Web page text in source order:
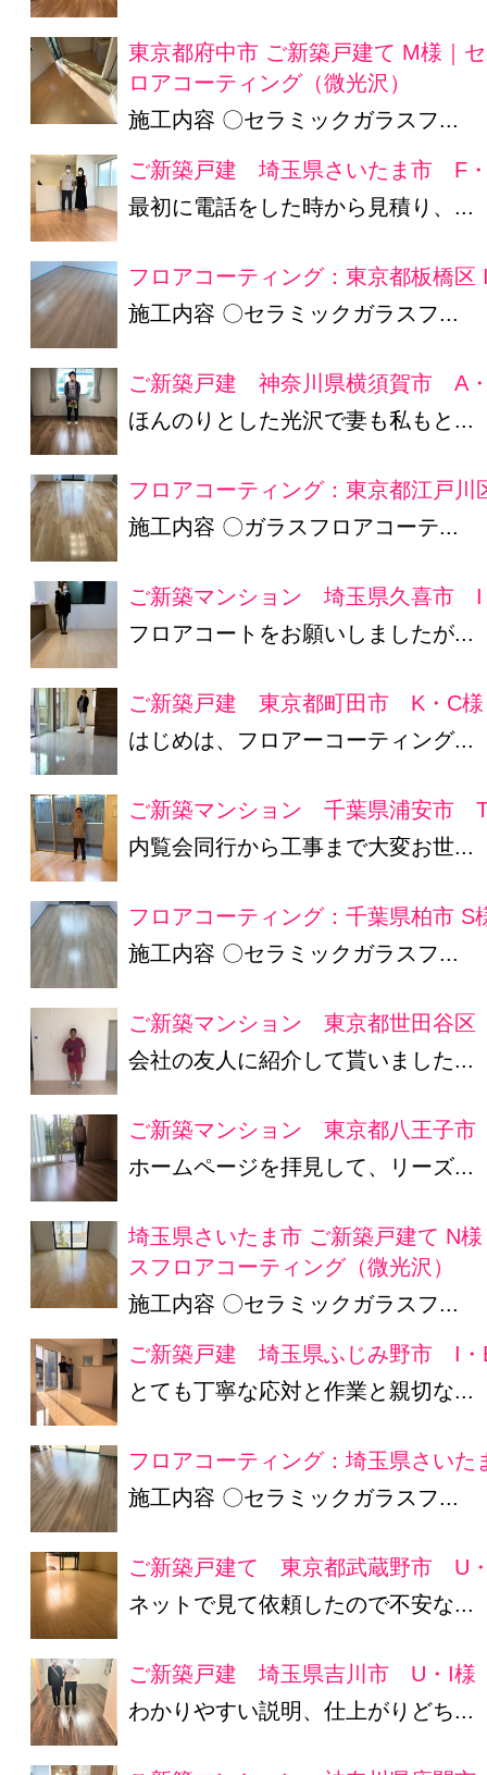
東京都府中市 ご新築戸建て M様｜
ロアコーティング（微光沢）
施工内容 〇セラミックガラスフ...
ご新築戸建 埼玉県さいたま市 F
最初に電話をした時から見積り、...
フロアコーティング：東京都板橋区
施工内容 〇セラミックガラスフ...
ご新築戸建 神奈川県横須賀市 A
ほんのりとした光沢で妻も私もと...
フロアコーティング：東京都江戸川
施工内容 〇ガラスフロアコーテ...
ご新築マンション 埼玉県久喜市 I
フロアコートをお願いしましたが...
ご新築戸建 東京都町田市 K・C様
はじめは、フロアーコーティング...
ご新築マンション 千葉県浦安市
内覧会同行から工事まで大変お世...
フロアコーティング：千葉県柏市 S
施工内容 〇セラミックガラスフ...
ご新築マンション 東京都世田谷
会社の友人に紹介して貰いました...
ご新築マンション 東京都八王子
ホームページを拝見して、リーズ...
埼玉県さいたま市 ご新築戸建て N
スフロアコーティング（微光沢）
施工内容 〇セラミックガラスフ...
ご新築戸建 埼玉県ふじみ野市 I・
とても丁寧な応対と作業と親切な...
フロアコーティング：埼玉県さいた
施工内容 〇セラミックガラスフ...
ご新築戸建て 東京都武蔵野市 U
ネットで見て依頼したので不安な...
ご新築戸建 埼玉県吉川市 U・I様
わかりやすい説明、仕上がりどち...